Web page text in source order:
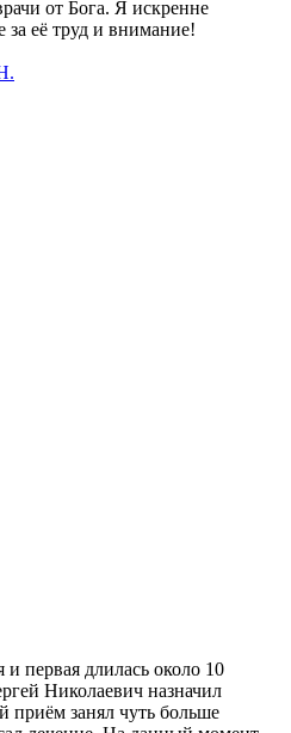
от Бога. Я искренне
за её труд и внимание!
первая длилась около 10
Николаевич назначил
приём занял чуть больше